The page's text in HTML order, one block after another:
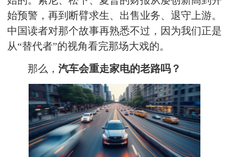
始预警，再到断臂求生、出售业务、退守上游。
中国读者对那个故事再熟悉不过，因为我们正是
从“替代者”的视角看完那场大戏的。
那么， 汽车会重走家电的老路吗？